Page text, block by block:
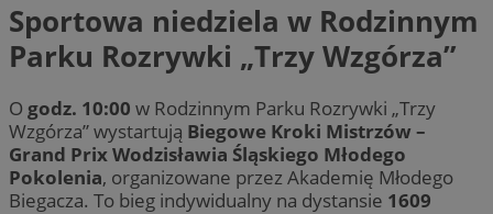
Sportowa niedziela w Rodzinnym
Parku Rozrywki „Trzy Wzgórza”
O godz. 10:00 w Rodzinnym Parku Rozrywki „Trzy
Wzgórza” wystartują Biegowe Kroki Mistrzów –
Grand Prix Wodzisławia Śląskiego Młodego
Pokolenia, organizowane przez Akademię Młodego
Biegacza. To bieg indywidualny na dystansie 1609